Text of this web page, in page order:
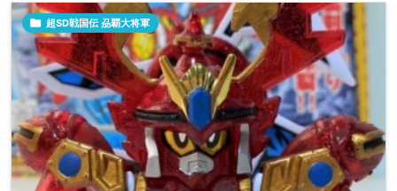
 超SD戦国伝 刕覇大将軍